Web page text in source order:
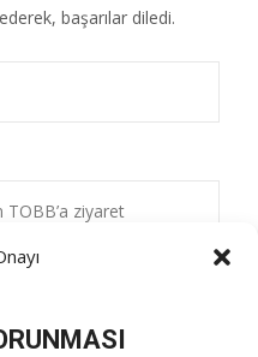
başarılar diledi.​
TOBB’a ziyaret